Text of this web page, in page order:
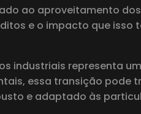
ao aproveitamento
e o impacto que isso
industriais representa
essa transição pode
e adaptado às